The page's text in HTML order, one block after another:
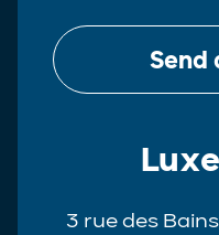
Send
3 rue des